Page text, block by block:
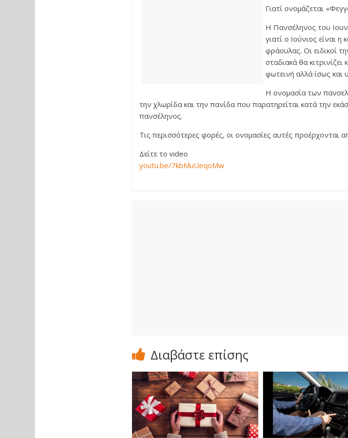
Γιατί ονομάζεται
Η Πανσέληνος του
γιατί ο Ιούνιος είναι
φράουλας. Οι ειδικοί
σταδιακά θα
φωτεινή αλλά ίσως και
Η ονομασία των
την χλωρίδα και την πανίδα που παρατηρείται κατά την
πανσέληνος.
Τις περισσότερες φορές, οι ονομασίες αυτές προέρχονται
Δείτε το video
youtu.be/7kbMuUeqoMw
Διαβάστε επίσης